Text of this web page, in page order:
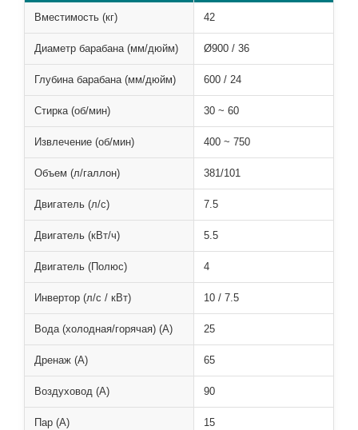
Вместимость (кг) 42
Диаметр барабана (мм/дюйм) Ø900 / 36
Глубина барабана (мм/дюйм) 600 / 24
Стирка (об/мин) 30 ~ 60
Извлечение (об/мин) 400 ~ 750
Объем (л/галлон) 381/101
Двигатель (л/с) 7.5
Двигатель (кВт/ч) 5.5
Двигатель (Полюс) 4
Инвертор (л/с / кВт) 10 / 7.5
Вода (холодная/горячая) (A) 25
Дренаж (A) 65
Воздуховод (A) 90
Пар (A) 15